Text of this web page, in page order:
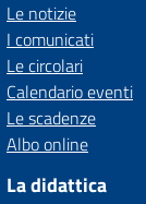
Le notizie
I comunicati
Le circolari
Calendario eventi
Le scadenze
Albo online
La didattica